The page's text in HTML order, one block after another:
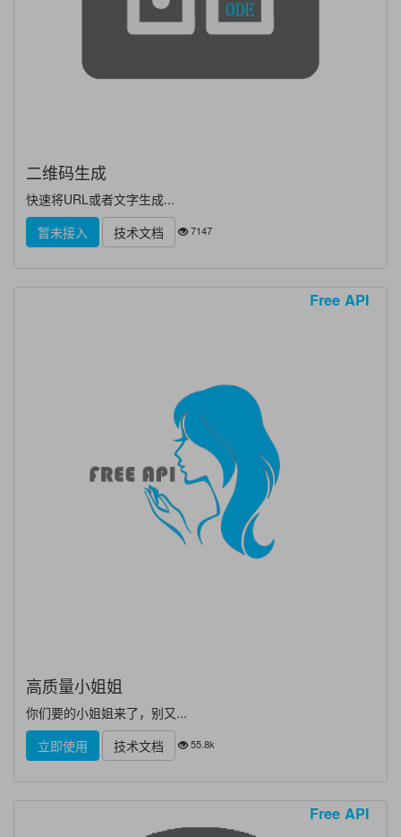
二维码生成
快速将URL或者文字生成...
暂未接入
技术文档 7147
Free API
高质量小姐姐
你们要的小姐姐来了，别又...
立即使用
技术文档 55.8k
Free API